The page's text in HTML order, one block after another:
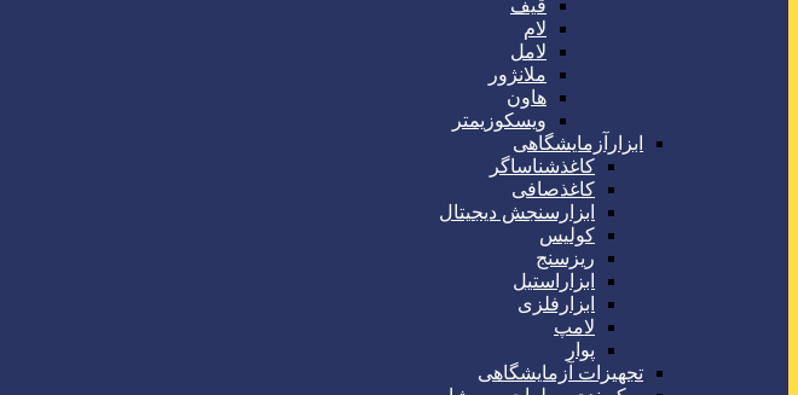
قیف
لام
لامل
ملانژور
هاون
ویسکوزیمتر
ابزارآزمایشگاهی
کاغذشناساگر
کاغذصافی
ابزارسنجش دیجیتال
کولیس
ریزسنج
ابزاراستیل
ابزارفلزی
لامپ
پوار
تجهیزات آزمایشگاهی